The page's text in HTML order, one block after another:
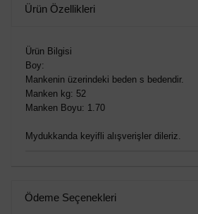
Ürün Özellikleri
Ürün Bilgisi
Boy:
Mankenin üzerindeki beden s bedendir.
Manken kg: 52
Manken Boyu: 1.70
Mydukkanda keyifli alışverişler dileriz.
Ödeme Seçenekleri